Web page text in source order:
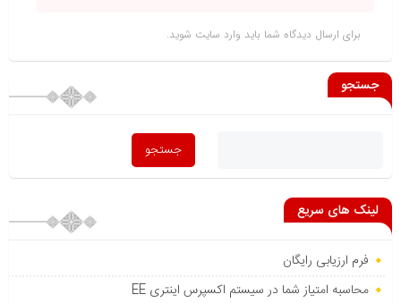
برای ارسال دیدگاه شما باید وارد سایت شوید.
جستجو
لینک های سریع
فرم ارزیابی رایگان
محاسبه امتیاز شما در سیستم اکسپرس اینتری EE